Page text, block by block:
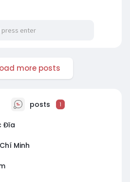
more posts
posts 1
Đĩa
Minh